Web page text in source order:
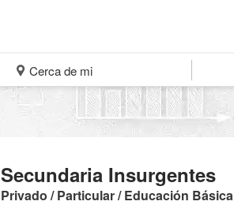
Cerca de mi
Secundaria Insurgentes
Privado / Particular / Educación Básica